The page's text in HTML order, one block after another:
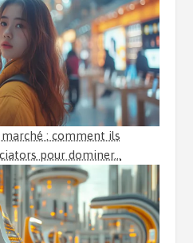
marché : comment ils
pour dominer…